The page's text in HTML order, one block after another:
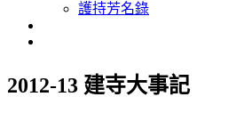
護持芳名錄
2012-13 建寺大事記